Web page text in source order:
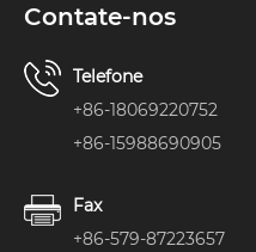
Contate-nos
Telefone
+86-18069220752
+86-15988690905
Fax
+86-579-87223657